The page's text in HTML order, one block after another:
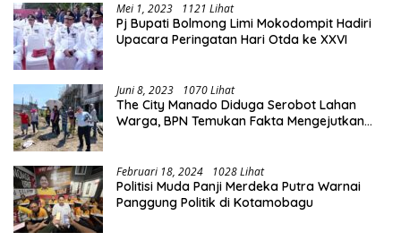
Mei 1, 2023 1121 Lihat
Pj Bupati Bolmong Limi Mokodompit Hadiri
Upacara Peringatan Hari Otda ke XXVI
Juni 8, 2023 1070 Lihat
The City Manado Diduga Serobot Lahan
Warga, BPN Temukan Fakta Mengejutkan
Februari 18, 2024 1028 Lihat
Politisi Muda Panji Merdeka Putra Warnai
Panggung Politik di Kotamobagu